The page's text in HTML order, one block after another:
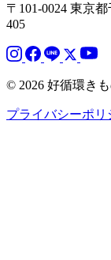
〒101-0024 東京
405
© 2026 好循環き
プライバシーポリ